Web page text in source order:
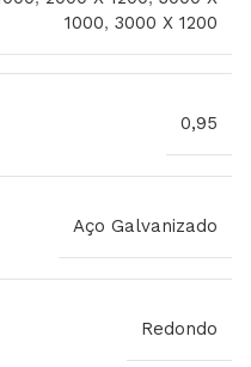
1000,3000 X 1200
0,95
Aço Galvanizado
Redondo